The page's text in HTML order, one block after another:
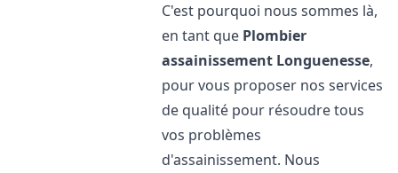
C'est pourquoi nous sommes là,
en tant que Plombier
assainissement Longuenesse,
pour vous proposer nos services
de qualité pour résoudre tous
vos problèmes
d'assainissement. Nous